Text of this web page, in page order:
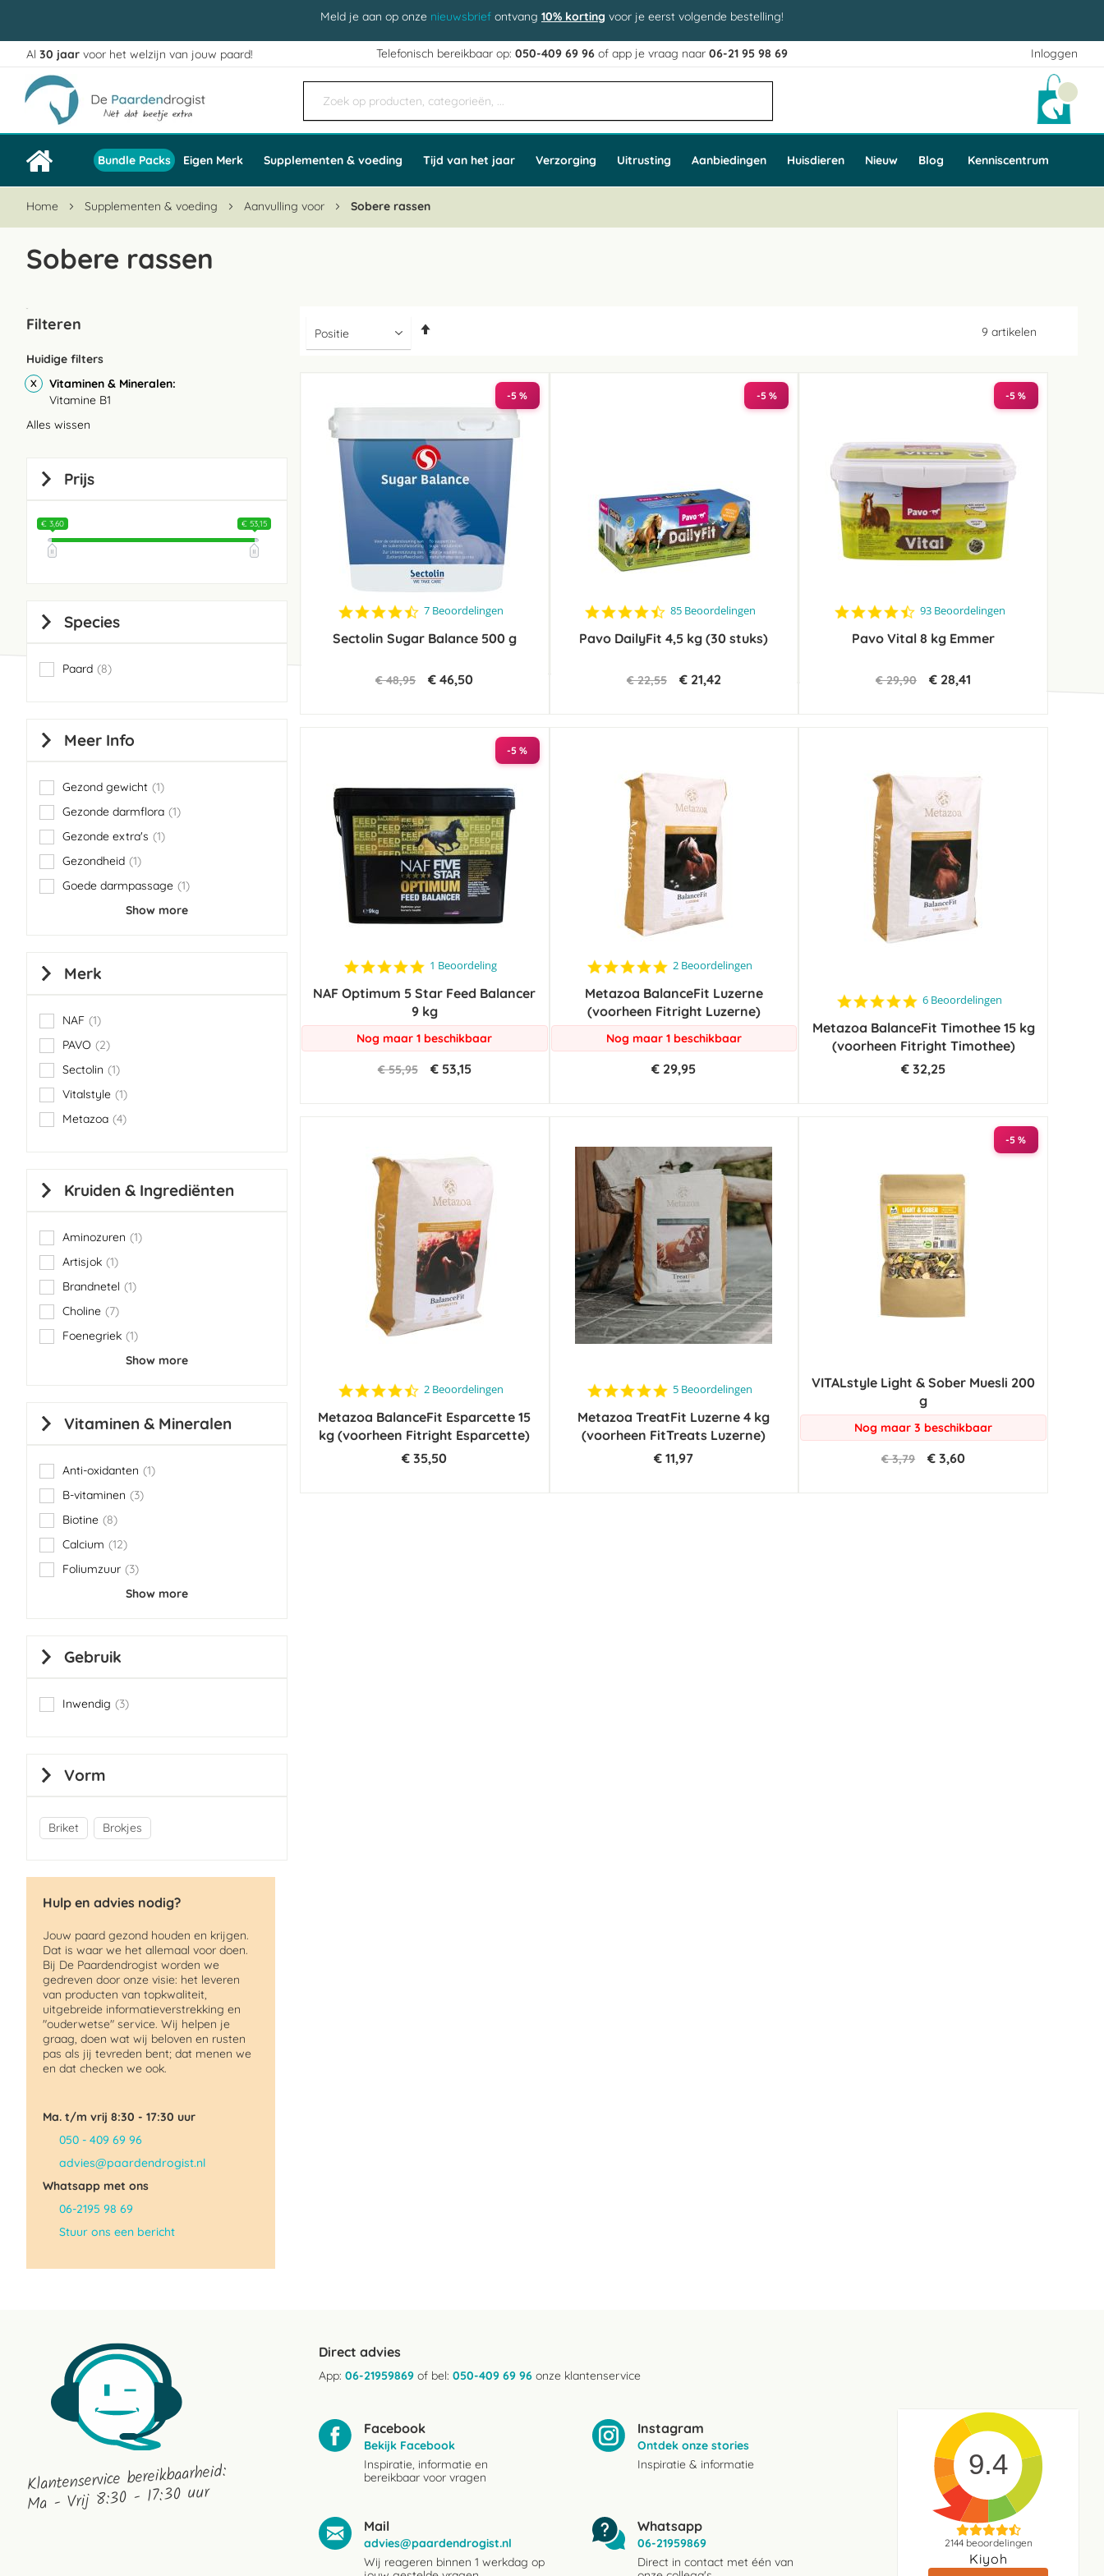
Meld je aan op onze nieuwsbrief ontvang 10% korting voor je eerst volgende bestelling!
Inloggen
Ga
naar
de
inhoud
Al 30 jaar voor het welzijn van jouw paard! Telefonisch bereikbaar op:050-409 69 96 of app je vraag naar06-21 95 98 69
Bundle Packs Eigen Merk Supplementen & voeding Tijd van het jaar Verzorging Uitrusting Aanbiedingen Huisdieren Nieuw Blog Kenniscentrum
Home Supplementen & voeding Aanvulling voor Sobere rassen
Sobere rassen
9 artikelen
-5 %
4.7
rating
7 Beoordelingen
Sectolin Sugar Balance 500 g
€ 48,95 € 46,50
-5 %
4.4
rating
85 Beoordelingen
Pavo DailyFit 4,5 kg (30 stuks)
€ 22,55 € 21,42
-5 %
4.7
rating
93 Beoordelingen
Pavo Vital 8 kg Emmer
€ 29,90 € 28,41
-5 %
5.0
rating
1 Beoordeling
NAF Optimum 5 Star Feed Balancer
9 kg
Nog maar 1 beschikbaar
€ 55,95 € 53,15
5.0
rating
2 Beoordelingen
Metazoa BalanceFit Luzerne
(voorheen Fitright Luzerne)
Nog maar 1 beschikbaar
€ 29,95
5.0
rating
6 Beoordelingen
Metazoa BalanceFit Timothee 15 kg
(voorheen Fitright Timothee)
€ 32,25
4.5
rating
2 Beoordelingen
Metazoa BalanceFit Esparcette 15
kg (voorheen Fitright Esparcette)
€ 35,50
5.0
rating
5 Beoordelingen
Metazoa TreatFit Luzerne 4 kg
(voorheen FitTreats Luzerne)
€ 11,97
-5 %
VITALstyle Light & Sober Muesli 200
g
Nog maar 3 beschikbaar
€ 3,79 € 3,60
Filteren
Huidige filters
Vitaminen & Mineralen
Vitamine B1
Alles wissen
Prijs
€ 3,60 € 53,15
Species
Paard 8
items
Meer Info
Gezond gewicht 1
item
Gezonde darmflora 1
item
Gezonde extra's
1
item
Gezondheid 1
item
Goede darmpassage 1
item
Show more
Merk
NAF 1
item
PAVO
2
items
Sectolin
1
item
Vitalstyle 1
item
Metazoa 4
items
Kruiden & Ingrediënten
Aminozuren 1
item
Artisjok 1
item
Brandnetel
1
item
Choline
7
items
Foenegriek 1
item
Show more
Vitaminen & Mineralen
Anti-oxidanten 1
item
B-vitaminen
3
items
Biotine 8
items
Calcium
12
items
Foliumzuur
3
items
Show more
Gebruik
Inwendig 3
items
Vorm
Briket Brokjes
Hulp en advies nodig?
Jouw paard gezond houden en krijgen.
Dat is waar we het allemaal voor doen.
Bij De Paardendrogist worden we
gedreven door onze visie: het leveren
van producten van topkwaliteit,
uitgebreide informatieverstrekking en
"ouderwetse" service. Wij helpen je
graag, doen wat wij beloven en rusten
pas als jij tevreden bent; dat menen we
en dat checken we ook.
Ma. t/m vrij 8:30 - 17:30 uur
050 - 409 69 96
advies@paardendrogist.nl
Whatsapp met ons
06-2195 98 69
Stuur ons een bericht
Klantenservice bereikbaarheid:
Ma - Vrij 8:30 - 17:30 uur
Direct advies
App: 06-21959869 of bel: 050-409 69 96 onze klantenservice
Facebook
Bekijk Facebook
Inspiratie, informatie en
bereikbaar voor vragen
Instagram
Ontdek onze stories
Inspiratie & informatie
Mail
advies@paardendrogist.nl
Wij reageren binnen 1 werkdag op
Whatsapp
06-21959869
Direct in contact met één van
9.4
2144beoordelingen
Kiyoh